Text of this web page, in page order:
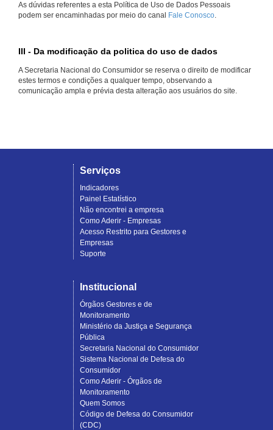
As dúvidas referentes a esta Política de Uso de Dados Pessoais
podem ser encaminhadas por meio do canal Fale Conosco.
III - Da modificação da politica do uso de dados
A Secretaria Nacional do Consumidor se reserva o direito de modificar
estes termos e condições a qualquer tempo, observando a
comunicação ampla e prévia desta alteração aos usuários do site.
Serviços
Indicadores
Painel Estatístico
Não encontrei a empresa
Como Aderir - Empresas
Acesso Restrito para Gestores e
Empresas
Suporte
Institucional
Órgãos Gestores e de
Monitoramento
Ministério da Justiça e Segurança
Pública
Secretaria Nacional do Consumidor
Sistema Nacional de Defesa do
Consumidor
Como Aderir - Órgãos de
Monitoramento
Quem Somos
Código de Defesa do Consumidor
(CDC)